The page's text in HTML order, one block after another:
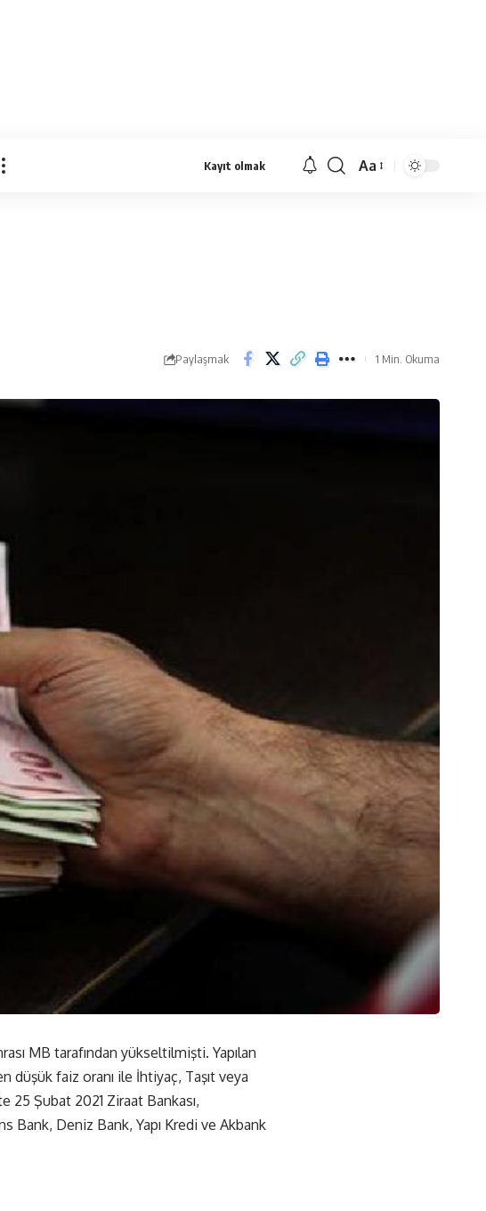
Kayıt olmak
Yazı
Aa
Paylaşmak 1 Min. Okuma
MB tarafından yükseltilmişti. Yapılan
düşük faiz oranı ile İhtiyaç, Taşıt veya
25 Şubat 2021 Ziraat Bankası,
Bank, Deniz Bank, Yapı Kredi ve Akbank